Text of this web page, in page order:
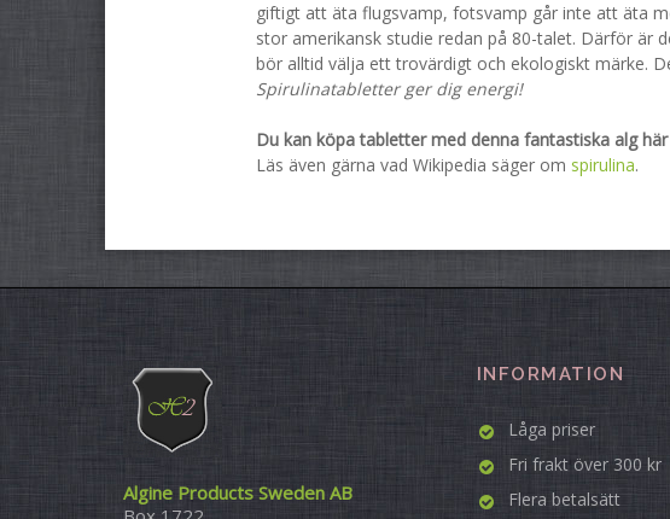
giftigt att äta flugsvamp, fotsvamp går inte att äta
stor amerikansk studie redan på 80-talet. Därför är
bör alltid välja ett trovärdigt och ekologiskt märke.
Spirulinatabletter ger dig energi!
Du kan köpa tabletter med denna fantastiska alg
Läs även gärna vad Wikipedia säger om spirulina.
Algine Products Sweden AB
INFORMATION
Låga priser
Fri frakt över 300 kr
Flera betalsätt